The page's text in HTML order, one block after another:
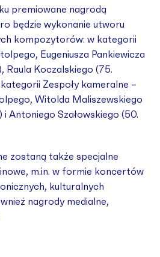
premiowane nagrodą
będzie wykonanie utworu
kompozytorów: w kategorii
Eugeniusza Pankiewicza
Raula Koczalskiego (75.
Zespoły kameralne –
Witolda Maliszewskiego
i Antoniego Szałowskiego (50.
zostaną także specjalne
m.in. w formie koncertów
kulturalnych
nagrody medialne,